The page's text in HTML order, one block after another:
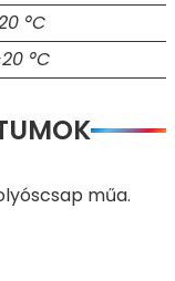
°C
°C
műa.